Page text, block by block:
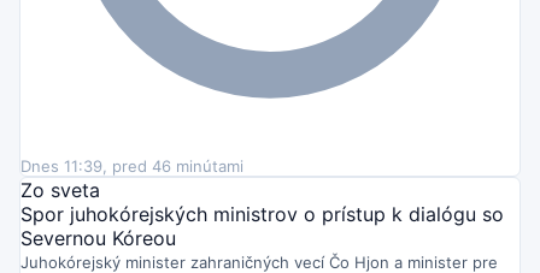
Dnes 11:39, pred 46 minútami
Zo sveta
Spor juhokórejských ministrov o prístup k dialógu so
Severnou Kóreou
Juhokórejský minister zahraničných vecí Čo Hjon a minister pre